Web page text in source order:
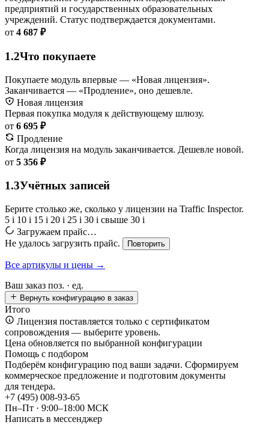
предприятий и государственных образовательных
учреждений. Статус подтверждается документами.
от 4 687 ₽
1.2Что покупаете
Покупаете модуль впервые — «Новая лицензия».
Заканчивается — «Продление», оно дешевле.
Новая лицензия
Первая покупка модуля к действующему шлюзу.
от 6 695 ₽
Продление
Когда лицензия на модуль заканчивается. Дешевле новой.
от 5 356 ₽
1.3Учётных записей
Берите столько же, сколько у лицензии на Traffic Inspector.
5 i 10 i 15 i 20 i 25 i 30 i свыше 30 i
Загружаем прайс…
Не удалось загрузить прайс.
Повторить
Все артикулы и цены →
Ваш заказ поз. · ед.
Вернуть конфигурацию в заказ
Итого
Лицензия поставляется только с сертификатом
сопровождения — выберите уровень.
Цена обновляется по выбранной конфигурации
Помощь с подбором
Подберём конфигурацию под ваши задачи. Сформируем
коммерческое предложение и подготовим документы
для тендера.
+7 (495) 008-93-65
Пн–Пт · 9:00–18:00 МСК
Написать в мессенджер